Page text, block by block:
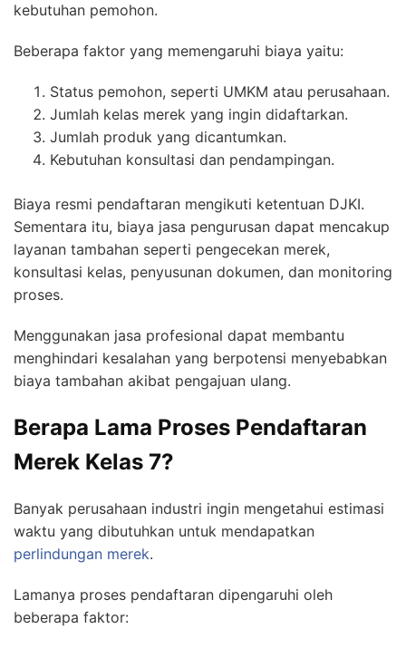
kebutuhan pemohon.
Beberapa faktor yang memengaruhi biaya yaitu:
Status pemohon, seperti UMKM atau perusahaan.
Jumlah kelas merek yang ingin didaftarkan.
Jumlah produk yang dicantumkan.
Kebutuhan konsultasi dan pendampingan.
Biaya resmi pendaftaran mengikuti ketentuan DJKI.
Sementara itu, biaya jasa pengurusan dapat mencakup
layanan tambahan seperti pengecekan merek,
konsultasi kelas, penyusunan dokumen, dan monitoring
proses.
Menggunakan jasa profesional dapat membantu
menghindari kesalahan yang berpotensi menyebabkan
biaya tambahan akibat pengajuan ulang.
Berapa Lama Proses Pendaftaran
Merek Kelas 7?
Banyak perusahaan industri ingin mengetahui estimasi
waktu yang dibutuhkan untuk mendapatkan
perlindungan merek.
Lamanya proses pendaftaran dipengaruhi oleh
beberapa faktor: